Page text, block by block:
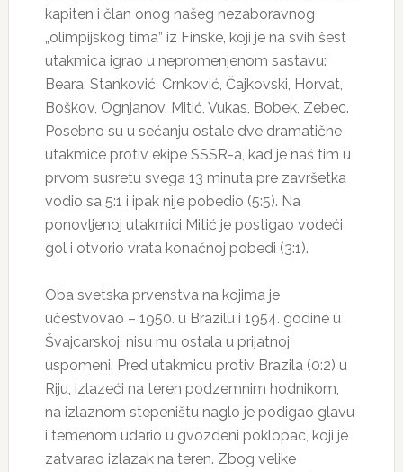
kapiten i član onog našeg nezaboravnog
„olimpijskog tima” iz Finske, koji je na svih šest
utakmica igrao u nepromenjenom sastavu:
Beara, Stanković, Crnković, Čajkovski, Horvat,
Boškov, Ognjanov, Mitić, Vukas, Bobek, Zebec.
Posebno su u sećanju ostale dve dramatične
utakmice protiv ekipe SSSR-a, kad je naš tim u
prvom susretu svega 13 minuta pre završetka
vodio sa 5:1 i ipak nije pobedio (5:5). Na
ponovljenoj utakmici Mitić je postigao vodeći
gol i otvorio vrata konačnoj pobedi (3:1).
Oba svetska prvenstva na kojima je
učestvovao – 1950. u Brazilu i 1954. godine u
Švajcarskoj, nisu mu ostala u prijatnoj
uspomeni. Pred utakmicu protiv Brazila (0:2) u
Riju, izlazeći na teren podzemnim hodnikom,
na izlaznom stepeništu naglo je podigao glavu
i temenom udario u gvozdeni poklopac, koji je
zatvarao izlazak na teren. Zbog velike